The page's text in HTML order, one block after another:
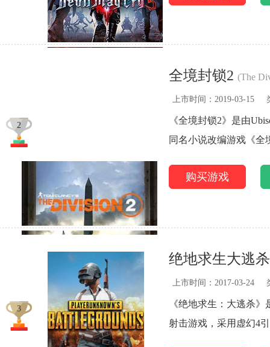
2
全境封锁2 (The
上市时间：2019-03-15
《全境封锁2》是由
同名小说改编游戏《
购买游戏
3
绝地求生大逃
上市时间：2017-03-24
《绝地求生：大逃杀
射击游戏，采用虚幻4